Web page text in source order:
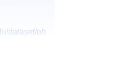
dataset/oh